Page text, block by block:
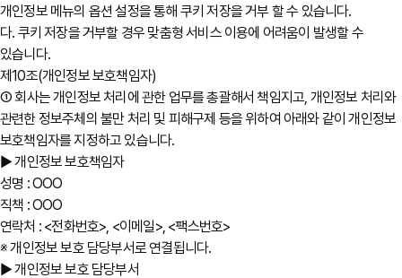
개인정보 메뉴의 옵션 설정을 통해 쿠키 저장을 거부 할 수 있습니다.
다. 쿠키 저장을 거부할 경우 맞춤형 서비스 이용에 어려움이 발생할 수
있습니다.
제10조(개인정보 보호책임자)
① 회사는 개인정보 처리에 관한 업무를 총괄해서 책임지고, 개인정보 처리와
관련한 정보주체의 불만 처리 및 피해구제 등을 위하여 아래와 같이 개인정보
보호책임자를 지정하고 있습니다.
▶ 개인정보 보호책임자
성명 : OOO
직책 : OOO
연락처 : <전화번호>, <이메일>, <팩스번호>
※ 개인정보 보호 담당부서로 연결됩니다.
▶ 개인정보 보호 담당부서